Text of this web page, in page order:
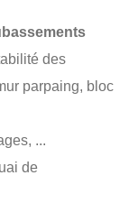
des
parpaing, bloc
...
de